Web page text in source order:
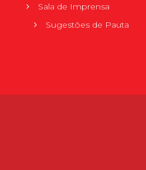
Sala de Imprensa
Sugestões de Pauta